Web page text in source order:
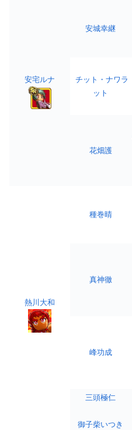
安宅ルナ
安城幸継
チット・ナワラ
ット
花畑護
熱川大和
種巻晴
真神徹
峰功成
三頭極仁
御子柴いつき